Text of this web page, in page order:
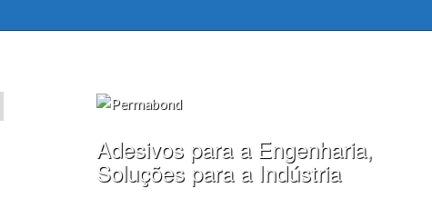
Adesivos para a Engenharia,
Soluções para a Indústria